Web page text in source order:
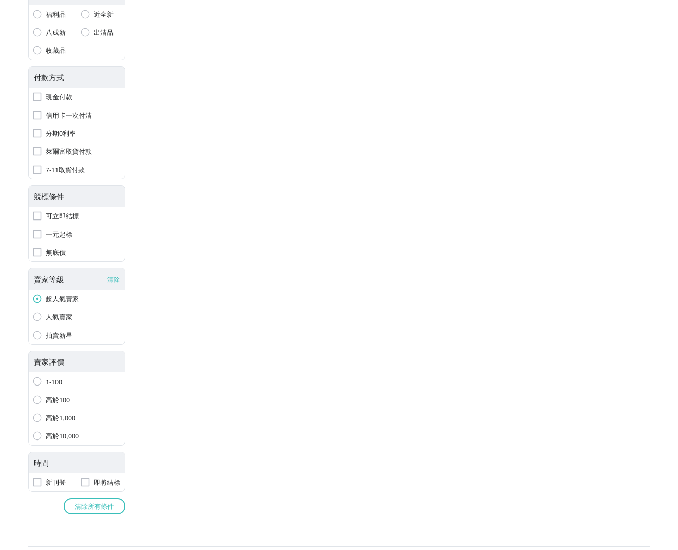
福利品
近全新
八成新
出清品
收藏品
付款方式
現金付款
信用卡一次付清
分期0利率
萊爾富取貨付款
7-11取貨付款
競標條件
可立即結標
一元起標
無底價
賣家等級 清除
超人氣賣家
人氣賣家
拍賣新星
賣家評價
1-100
高於100
高於1,000
高於10,000
時間
新刊登 即將結標
清除所有條件